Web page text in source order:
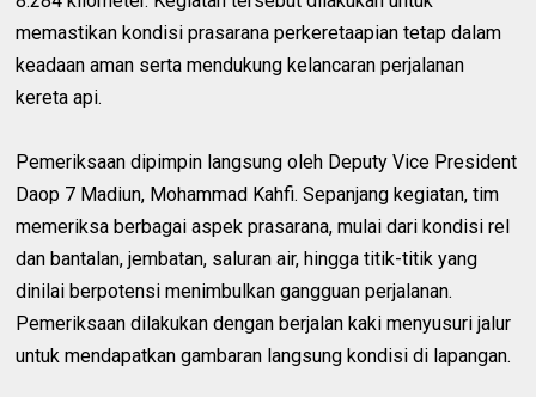
memastikan kondisi prasarana perkeretaapian tetap dalam
keadaan aman serta mendukung kelancaran perjalanan
kereta api.
Pemeriksaan dipimpin langsung oleh Deputy Vice President
Daop 7 Madiun, Mohammad Kahfi. Sepanjang kegiatan, tim
memeriksa berbagai aspek prasarana, mulai dari kondisi rel
dan bantalan, jembatan, saluran air, hingga titik-titik yang
dinilai berpotensi menimbulkan gangguan perjalanan.
Pemeriksaan dilakukan dengan berjalan kaki menyusuri jalur
untuk mendapatkan gambaran langsung kondisi di lapangan.